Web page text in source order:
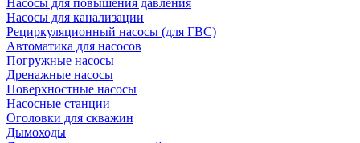
Насосы для повышения давления
Насосы для канализации
Рециркуляционный насосы (для ГВС)
Автоматика для насосов
Погружные насосы
Дренажные насосы
Поверхностные насосы
Насосные станции
Оголовки для скважин
Дымоходы